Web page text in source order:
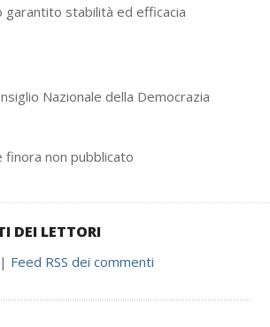
garantito stabilità ed efficacia
Nazionale della Democrazia
finora non pubblicato
DEI LETTORI
| Feed RSS dei commenti